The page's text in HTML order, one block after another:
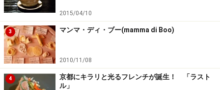
2015/04/10
3 マンマ・ディ・ブー(mamma di Boo)
2010/11/08
4
京都にキラリと光るフレンチが誕生！ 「ラスト
ル」